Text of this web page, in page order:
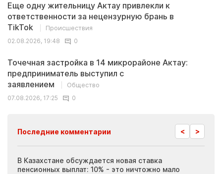
Еще одну жительницу Актау привлекли к
ответственности за нецензурную брань в
TikTok
Происшествия
02.08.2026, 19:48
0
Точечная застройка в 14 микрорайоне Актау:
предприниматель выступил с
заявлением
Общество
07.08.2026, 17:25
0
Последние комментарии < >
В Казахстане обсуждается новая ставка
пенсионных выплат: 10% - это ничтожно мало